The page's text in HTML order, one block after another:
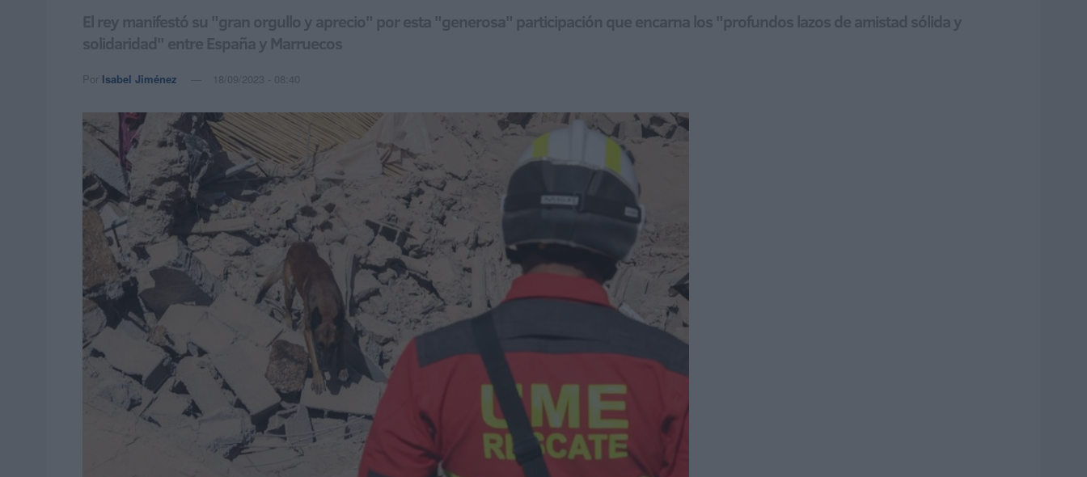
El rey manifestó su "gran orgullo y aprecio" por esta "generosa" participación que encarna los "profundos lazos de amistad sólida y
solidaridad" entre España y Marruecos
Por Isabel Jiménez 18/09/2023 - 08:40